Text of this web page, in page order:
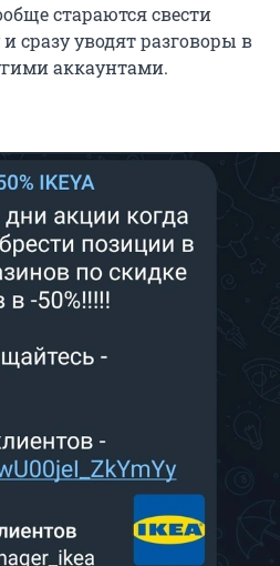
стараются свести
уводят разговоры в
аккаунтами.